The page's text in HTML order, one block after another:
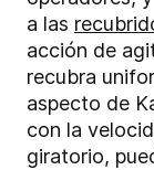
a las
acción de
recubra
aspecto de
con la
giratorio,